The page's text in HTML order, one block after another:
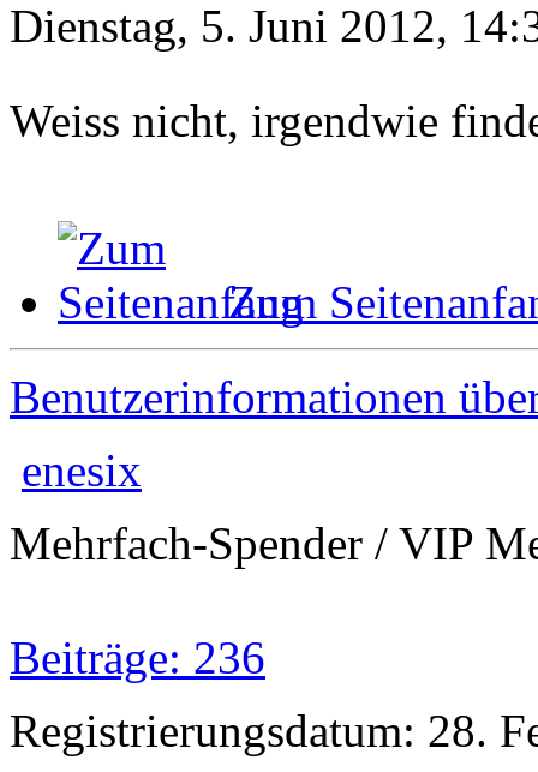
Dienstag, 5. Juni 2012,
Weiss nicht, irgendwie
Zum
Benutzerinformationen
enesix
Mehrfach-Spender / VIP
Beiträge: 236
Registrierungsdatum: 28.